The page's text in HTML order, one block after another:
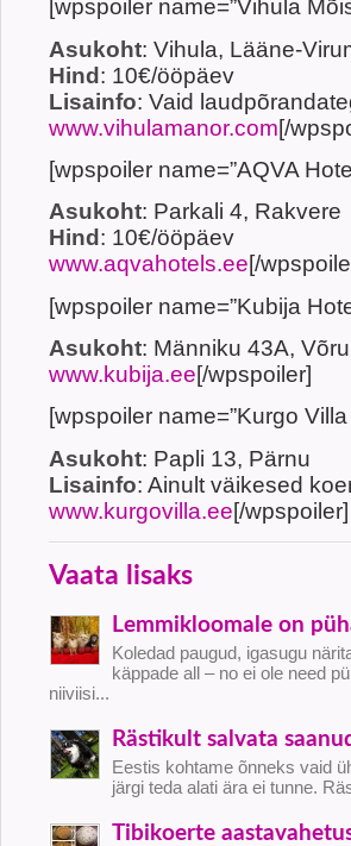
[wpspoiler name=”Vihula
Asukoht: Vihula, Lääne-
Hind: 10€/ööpäev
Lisainfo: Vaid
www.vihulamanor.com[/
[wpspoiler name=”AQVA
Asukoht: Parkali 4, Rakvere
Hind : 10€/ööpäev
www.aqvahotels.ee[/
[wpspoiler name=”Kubija
Asukoht: Männiku 43A, Võru
www.kubija.ee[/wpspoiler]
[wpspoiler name=”Kurgo
Asukoht: Papli 13, Pärnu
Lisainfo: Ainult väikesed
www.kurgovilla.ee[/wpspoiler]
Vaata lisaks
Lemmikloomale on
Koledad paugud, igasugu
käppade all – no ei ole need
niiviisi...
Rästikult salvata
Eestis kohtame õnneks vaid
järgi teda alati ära ei tunne.
Tibikoerte